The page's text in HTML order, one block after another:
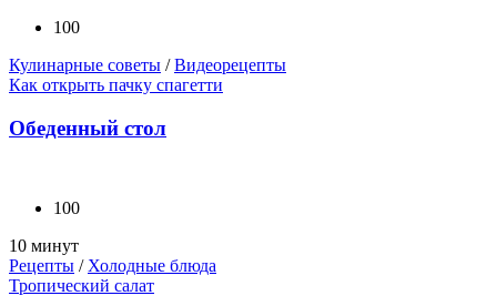
100
Кулинарные советы /Видеорецепты
Как открыть пачку спагетти
Обеденный стол
100
10 минут
Рецепты / Холодные блюда
Тропический салат